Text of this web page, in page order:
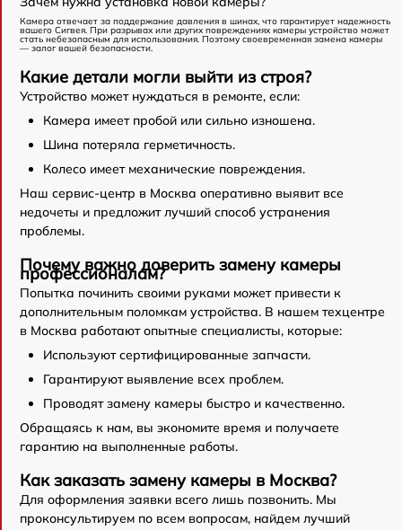
Камера отвечает за поддержание давления в шинах, что гарантирует надежность
вашего Сигвея. При разрывах или других повреждениях камеры устройство может
стать небезопасным для использования. Поэтому своевременная замена камеры
— залог вашей безопасности.
Какие детали могли выйти из строя?
Устройство может нуждаться в ремонте, если:
Камера имеет пробой или сильно изношена.
Шина потеряла герметичность.
Колесо имеет механические повреждения.
Наш сервис-центр в Москва оперативно выявит все
недочеты и предложит лучший способ устранения
проблемы.
Почему важно доверить замену камеры
профессионалам?
Попытка починить своими руками может привести к
дополнительным поломкам устройства. В нашем техцентре
в Москва работают опытные специалисты, которые:
Используют сертифицированные запчасти.
Гарантируют выявление всех проблем.
Проводят замену камеры быстро и качественно.
Обращаясь к нам, вы экономите время и получаете
гарантию на выполненные работы.
Как заказать замену камеры в Москва?
Для оформления заявки всего лишь позвонить. Мы
проконсультируем по всем вопросам, найдем лучший